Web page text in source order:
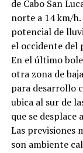
de Cabo San
norte a 14 km/
potencial de
el occidente del
En el último
otra zona de
para desarrollo
ubica al sur de
que se desplace
Las previsiones
son ambiente